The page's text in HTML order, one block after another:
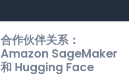
合作伙伴关系：
Amazon SageMaker
和 Hugging Face